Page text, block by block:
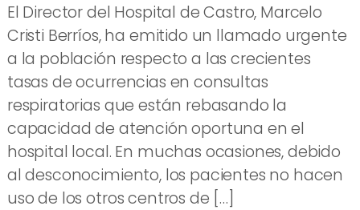
El Director del Hospital de Castro, Marcelo
Cristi Berríos, ha emitido un llamado urgente
a la población respecto a las crecientes
tasas de ocurrencias en consultas
respiratorias que están rebasando la
capacidad de atención oportuna en el
hospital local. En muchas ocasiones, debido
al desconocimiento, los pacientes no hacen
uso de los otros centros de […]